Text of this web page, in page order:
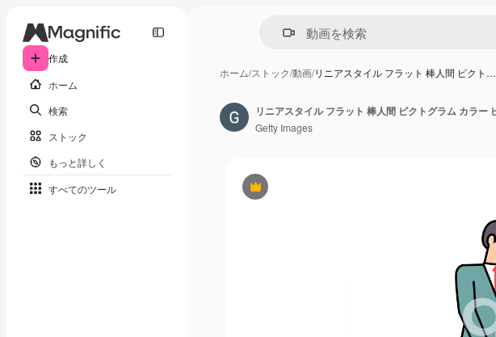
作成
ホーム
検索
ストック
もっと詳しく
すべてのツール
ホーム/ストック/動画/リニアスタイル フラット 棒人間 ピクト…
Premium
Getty Images